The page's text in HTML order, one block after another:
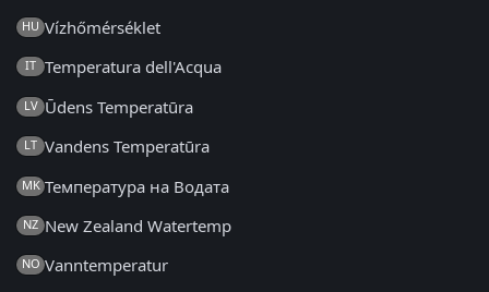
HU Vízhőmérséklet
IT Temperatura dell'Acqua
LV Ūdens Temperatūra
LT Vandens Temperatūra
MK Температура на Водата
NZ New Zealand Watertemp
NO Vanntemperatur